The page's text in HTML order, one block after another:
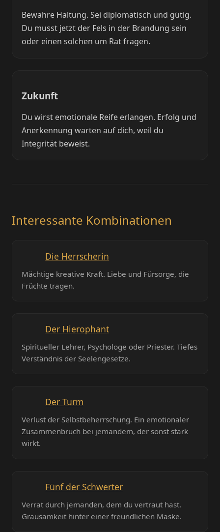
Bewahre Haltung. Sei diplomatisch und gütig.
Du musst jetzt der Fels in der Brandung sein
oder einen solchen um Rat fragen.
Zukunft
Du wirst emotionale Reife erlangen. Erfolg und
Anerkennung warten auf dich, weil du
Integrität beweist.
Interessante Kombinationen
Die Herrscherin
Mächtige kreative Kraft. Liebe und Fürsorge, die
Früchte tragen.
Der Hierophant
Spiritueller Lehrer, Psychologe oder Priester. Tiefes
Verständnis der Seelengesetze.
Der Turm
Verlust der Selbstbeherrschung. Ein emotionaler
Zusammenbruch bei jemandem, der sonst stark
wirkt.
Fünf der Schwerter
Verrat durch jemanden, dem du vertraut hast.
Grausamkeit hinter einer freundlichen Maske.